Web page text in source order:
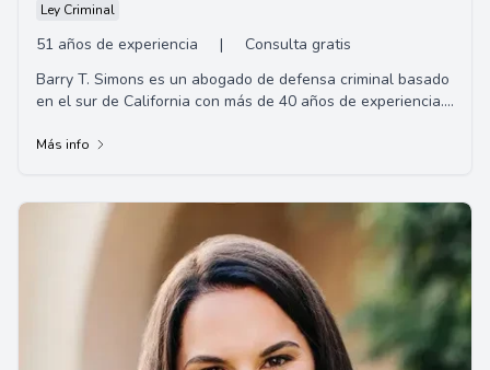
Ley Criminal
51 años de experiencia |
Consulta gratis
Barry T. Simons es un abogado de defensa criminal basado
en el sur de California con más de 40 años de experiencia.
Más info